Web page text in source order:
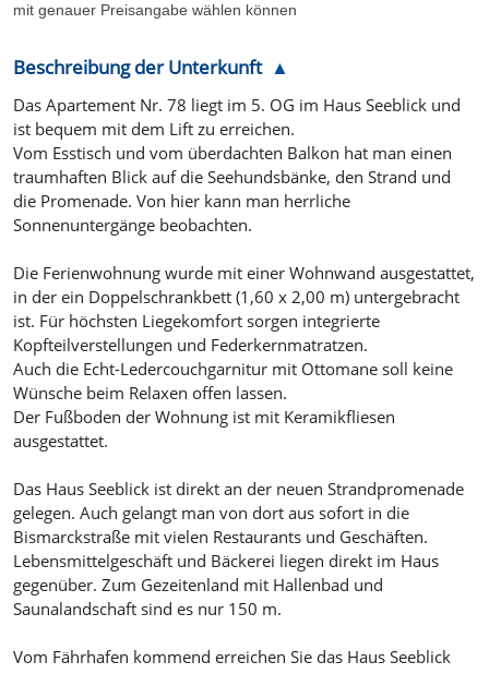
mit genauer Preisangabe wählen können
Beschreibung der Unterkunft
Das Apartement Nr. 78 liegt im 5. OG im Haus Seeblick und
ist bequem mit dem Lift zu erreichen.
Vom Esstisch und vom überdachten Balkon hat man einen
traumhaften Blick auf die Seehundsbänke, den Strand und
die Promenade. Von hier kann man herrliche
Sonnenuntergänge beobachten.
Die Ferienwohnung wurde mit einer Wohnwand ausgestattet,
in der ein Doppelschrankbett (1,60 x 2,00 m) untergebracht
ist. Für höchsten Liegekomfort sorgen integrierte
Kopfteilverstellungen und Federkernmatratzen.
Auch die Echt-Ledercouchgarnitur mit Ottomane soll keine
Wünsche beim Relaxen offen lassen.
Der Fußboden der Wohnung ist mit Keramikfliesen
ausgestattet.
Das Haus Seeblick ist direkt an der neuen Strandpromenade
gelegen. Auch gelangt man von dort aus sofort in die
Bismarckstraße mit vielen Restaurants und Geschäften.
Lebensmittelgeschäft und Bäckerei liegen direkt im Haus
gegenüber. Zum Gezeitenland mit Hallenbad und
Saunalandschaft sind es nur 150 m.
Vom Fährhafen kommend erreichen Sie das Haus Seeblick